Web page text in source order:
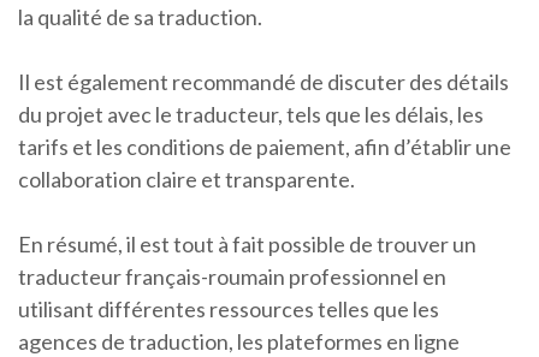
la qualité de sa traduction.
Il est également recommandé de discuter des détails
du projet avec le traducteur, tels que les délais, les
tarifs et les conditions de paiement, afin d’établir une
collaboration claire et transparente.
En résumé, il est tout à fait possible de trouver un
traducteur français-roumain professionnel en
utilisant différentes ressources telles que les
agences de traduction, les plateformes en ligne